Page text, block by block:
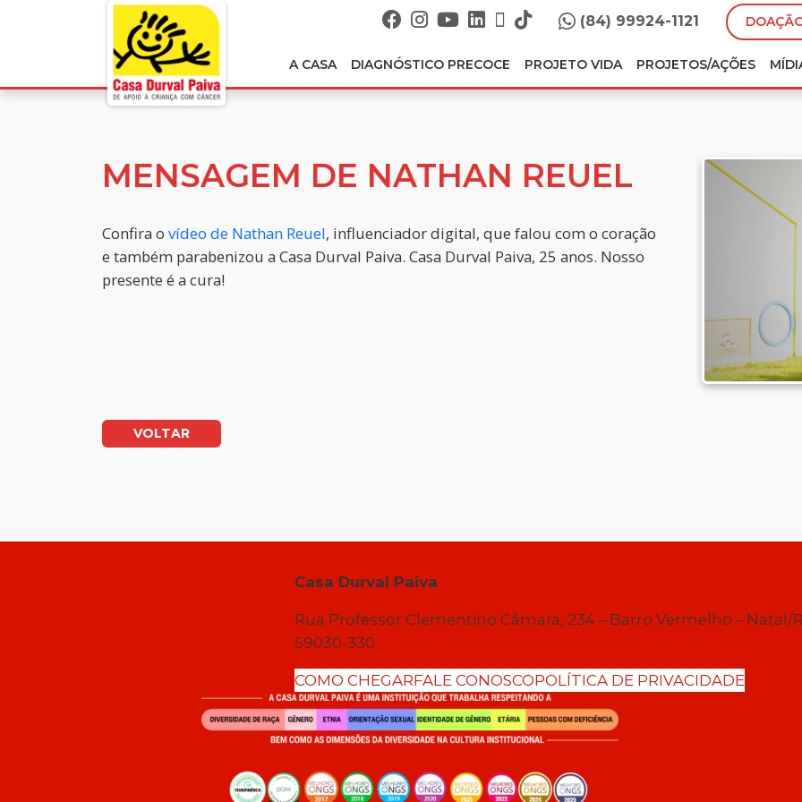
(84) 99924-1121
A CASA DIAGNÓSTICO PRECOCE PROJETO VIDA PROJETOS/AÇÕES
MENSAGEM DE NATHAN REUEL
Confira o vídeo de Nathan Reuel, influenciador digital, que falou com o coração
e também parabenizou a Casa Durval Paiva. Casa Durval Paiva, 25 anos. Nosso
presente é a cura!
VOLTAR
Casa Durval Paiva
Rua Professor Clementino Câmara, 234 – Barro Vermelho – Natal/
59030-330
COMO CHEGARFALE CONOSCOPOLÍTICA DE PRIVACIDADE